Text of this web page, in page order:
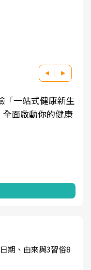
「一站式健康新生
面啟動你的健康
期、由來與3習俗8